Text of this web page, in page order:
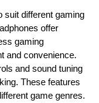
suit different gaming
offer
gaming
and convenience.
and sound tuning
These features
game genres.